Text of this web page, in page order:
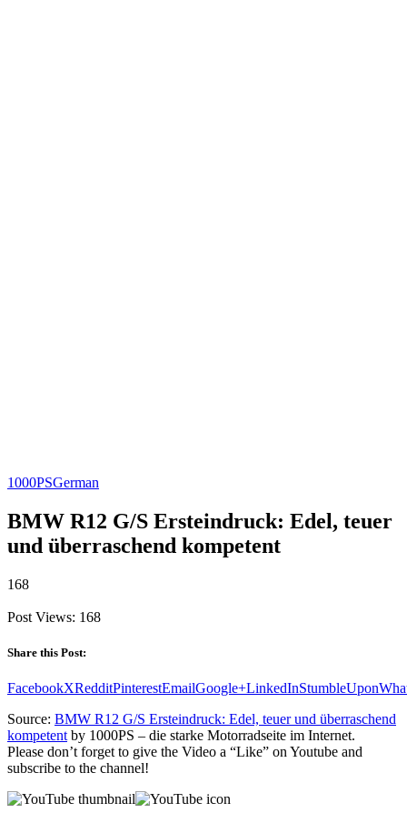
1000PSGerman
BMW R12 G/S Ersteindruck: Edel, teuer
und überraschend kompetent
168
Post Views: 168
Share this Post:
FacebookXRedditPinterestEmailGoogle+LinkedInStumbleUpon
Source: BMW R12 G/S Ersteindruck: Edel, teuer und überraschend
kompetent by 1000PS – die starke Motorradseite im Internet.
Please don’t forget to give the Video a “Like” on Youtube and
subscribe to the channel!